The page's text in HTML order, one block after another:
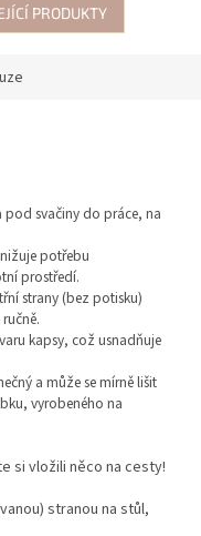
PRODUKTY
svačiny do práce, na
potřebu
prostředí.
strany (bez potisku)
kapsy, což usnadňuje
a může se mírně lišit
vyrobeného na
si vložili něco na cesty!
stranou na stůl,